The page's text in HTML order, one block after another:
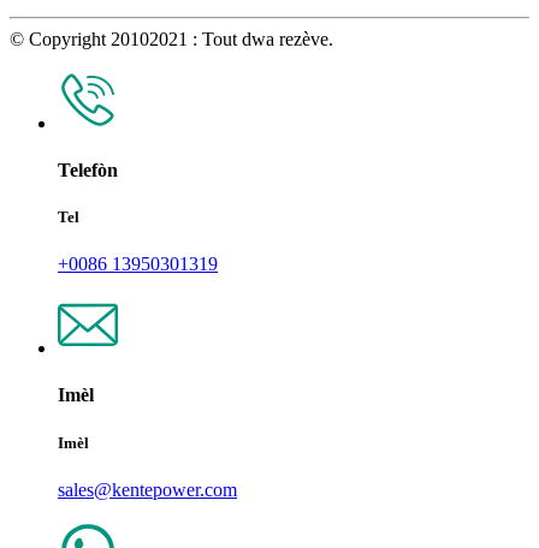
© Copyright 20102021 : Tout dwa rezève.
Telefòn
Tel
+0086 13950301319
Imèl
Imèl
sales@kentepower.com